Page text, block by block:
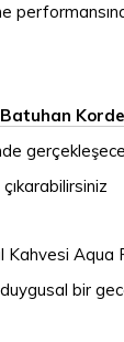
Kahvesi Aqua
bir